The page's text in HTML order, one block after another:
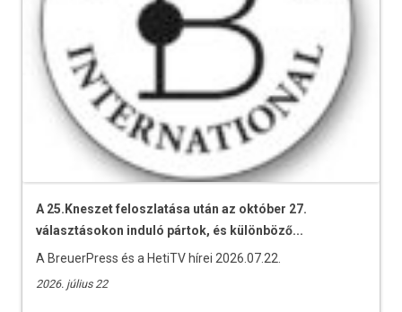
A 25.Kneszet feloszlatása után az október 27.
választásokon induló pártok, és különböző...
A BreuerPress és a HetiTV hírei 2026.07.22.
2026. július 22